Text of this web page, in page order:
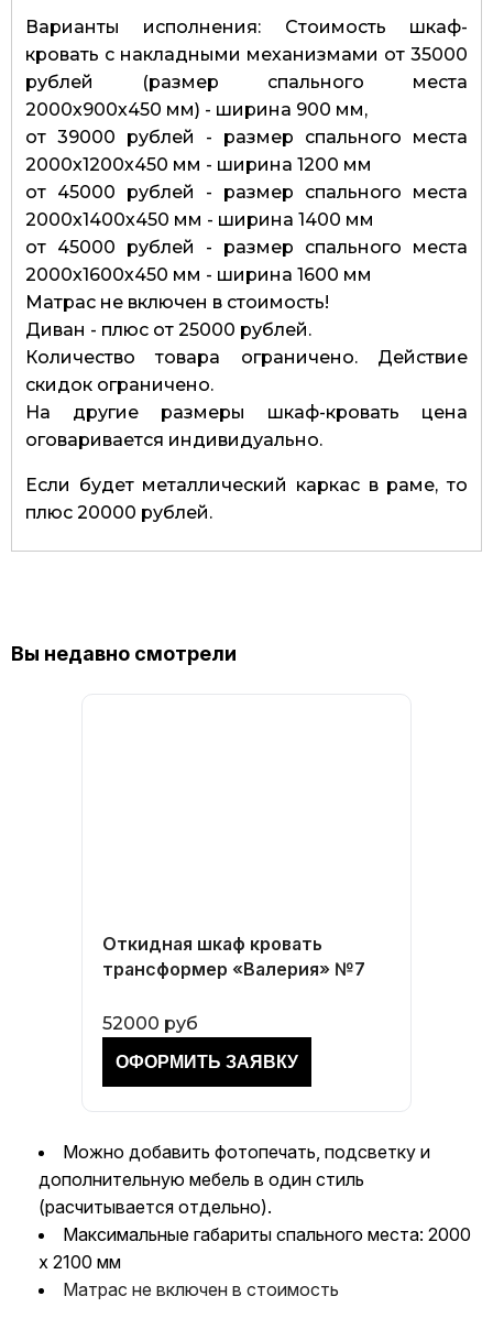
Варианты исполнения: Стоимость шкаф-
кровать с накладными механизмами от 35000
рублей (размер спального места
2000х900х450 мм) - ширина 900 мм,
от 39000 рублей - размер спального места
2000х1200х450 мм - ширина 1200 мм
от 45000 рублей - размер спального места
2000х1400х450 мм - ширина 1400 мм
от 45000 рублей - размер спального места
2000х1600х450 мм - ширина 1600 мм
Матрас не включен в стоимость!
Диван - плюс от 25000 рублей.
Количество товара ограничено. Действие
скидок ограничено.
На другие размеры шкаф-кровать цена
оговаривается индивидуально.
Если будет металлический каркас в раме, то
плюс 20000 рублей.
Вы недавно смотрели
Откидная шкаф кровать
трансформер «Валерия» №7
52000 руб
Можно добавить фотопечать, подсветку и
дополнительную мебель в один стиль
(расчитывается отдельно).
Максимальные габариты спального места: 2000
x 2100 мм
Матрас не включен в стоимость